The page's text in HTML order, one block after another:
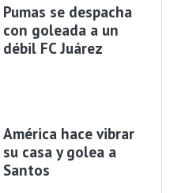
Pumas se despacha
con goleada a un
débil FC Juárez
América hace vibrar
su casa y golea a
Santos